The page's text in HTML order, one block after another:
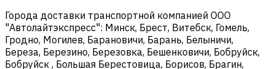
Города доставки транспортной компанией ООО
"Автолайтэкспресс": Минск, Брест, Витебск, Гомель,
Гродно, Могилев, Барановичи, Барань, Белыничи,
Береза, Березино, Березовка, Бешенковичи, Бобруйск,
Бобруйск , Большая Берестовица, Борисов, Брагин,